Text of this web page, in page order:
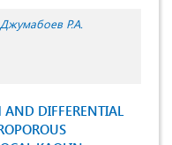
Джумабоев Р.А.
DIFFERENTIAL